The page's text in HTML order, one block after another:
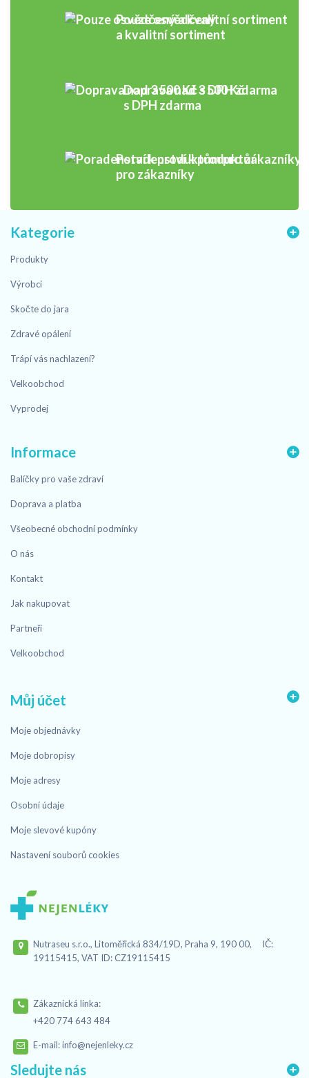
Pouze osvědčený
a kvalitní sortiment
Doprava nad 3 500 Kč
s DPH zdarma
Poradenství k produktům
pro zákazníky
Kategorie
Produkty
Výrobci
Skočte do jara
Zdravé opálení
Trápí vás nachlazení?
Velkoobchod
Vyprodej
Informace
Balíčky pro vaše zdraví
Doprava a platba
Všeobecné obchodní podmínky
O nás
Kontakt
Jak nakupovat
Partneři
Velkoobchod
Můj účet
Moje objednávky
Moje dobropisy
Moje adresy
Osobní údaje
Moje slevové kupóny
Nastavení souborů cookies
Nutraseu s.r.o., Litoměřická 834/19D, Praha 9, 190 00, IČ:
19115415, VAT ID: CZ19115415
Zákaznická linka:
+420 774 643 484
E-mail:info@nejenleky.cz
Sledujte nás